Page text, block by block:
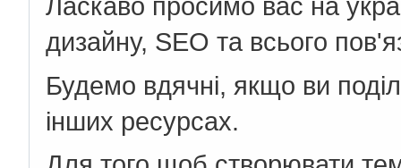
Ласкаво просимо вас на
дизайну, SEO та всього
Будемо вдячні, якщо ви
інших ресурсах.